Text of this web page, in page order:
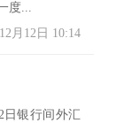
度...
12月12日 10:14
日银行间外汇